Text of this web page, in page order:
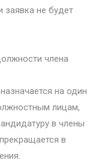
заявка не будет
члена
на один
лицам,
в члены
в